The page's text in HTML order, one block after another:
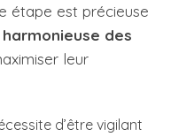
étape est précieuse
des
leur
d’être vigilant